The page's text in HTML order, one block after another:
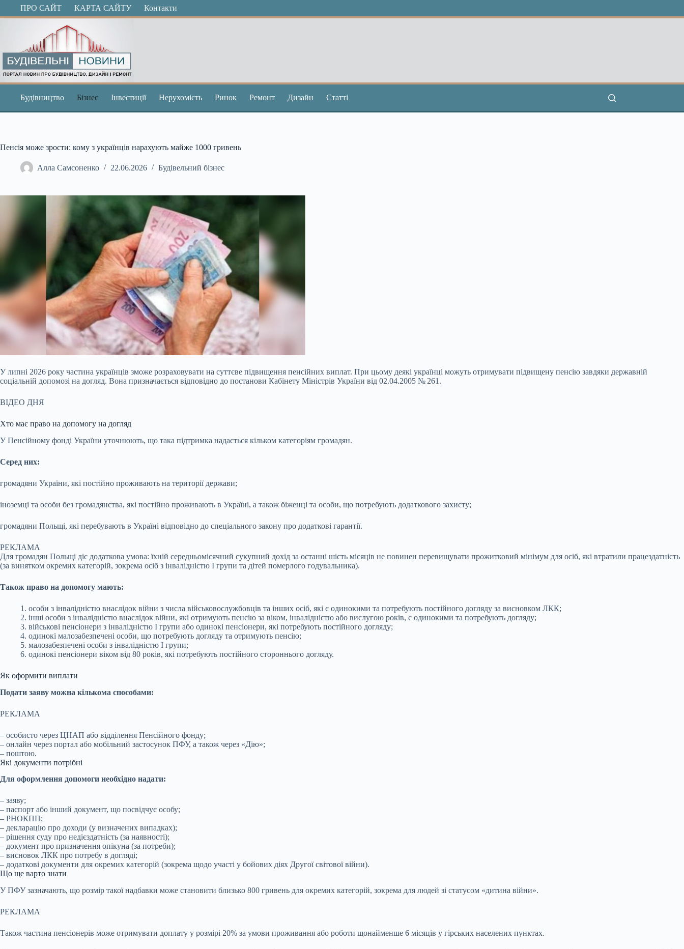
ПерейтиПРО САЙТ КАРТА САЙТУ Контакти
Будівництво Бізнес Інвестиції Нерухомість Ринок Ремонт Дизайн Статті
Пенсія може зрости: кому з українців нарахують майже 1000 гривень
Алла Самсоненко 22.06.2026 Будівельний бізнес
У липні 2026 року частина українців зможе розраховувати на суттєве підвищення пенсійних виплат. При цьому деякі українці можуть отримувати підвищену пенсію завдяки державній
соціальній допомозі на догляд. Вона призначається відповідно до постанови Кабінету Міністрів України від 02.04.2005 № 261.
ВІДЕО ДНЯ
Хто має право на допомогу на догляд
У Пенсійному фонді України уточнюють, що така підтримка надається кільком категоріям громадян.
Серед них:
громадяни України, які постійно проживають на території держави;
іноземці та особи без громадянства, які постійно проживають в Україні, а також біженці та особи, що потребують додаткового захисту;
громадяни Польщі, які перебувають в Україні відповідно до спеціального закону про додаткові гарантії.
РЕКЛАМА
Для громадян Польщі діє додаткова умова: їхній середньомісячний сукупний дохід за останні шість місяців не повинен перевищувати прожитковий мінімум для осіб, які втратили працездатність
(за винятком окремих категорій, зокрема осіб з інвалідністю I групи та дітей померлого годувальника).
Також право на допомогу мають:
1. особи з інвалідністю внаслідок війни з числа військовослужбовців та інших осіб, які є одинокими та потребують постійного догляду за висновком ЛКК;
2. інші особи з інвалідністю внаслідок війни, які отримують пенсію за віком, інвалідністю або вислугою років, є одинокими та потребують догляду;
3. військові пенсіонери з інвалідністю I групи або одинокі пенсіонери, які потребують постійного догляду;
4. одинокі малозабезпечені особи, що потребують догляду та отримують пенсію;
5. малозабезпечені особи з інвалідністю I групи;
6. одинокі пенсіонери віком від 80 років, які потребують постійного стороннього догляду.
Як оформити виплати
Подати заяву можна кількома способами:
РЕКЛАМА
– особисто через ЦНАП або відділення Пенсійного фонду;
– онлайн через портал або мобільний застосунок ПФУ, а також через «Дію»;
– поштою.
Які документи потрібні
Для оформлення допомоги необхідно надати:
– заяву;
– паспорт або інший документ, що посвідчує особу;
– РНОКПП;
– декларацію про доходи (у визначених випадках);
– рішення суду про недієздатність (за наявності);
– документ про призначення опікуна (за потреби);
– висновок ЛКК про потребу в догляді;
– додаткові документи для окремих категорій (зокрема щодо участі у бойових діях Другої світової війни).
Що ще варто знати
У ПФУ зазначають, що розмір такої надбавки може становити близько 800 гривень для окремих категорій, зокрема для людей зі статусом «дитина війни».
РЕКЛАМА
Також частина пенсіонерів може отримувати доплату у розмірі 20% за умови проживання або роботи щонайменше 6 місяців у гірських населених пунктах.